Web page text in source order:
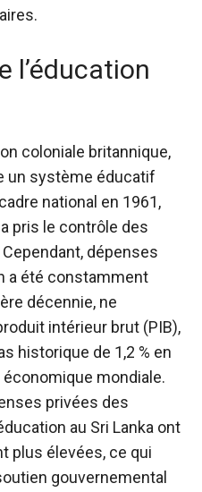
l’éducation
coloniale britannique,
un système éducatif
national en 1961,
pris le contrôle des
dépenses
a été constamment
décennie, ne
intérieur brut (PIB),
historique de 1,2 % en
mondiale.
privées des
au Sri Lanka ont
plus élevées, ce qui
gouvernemental